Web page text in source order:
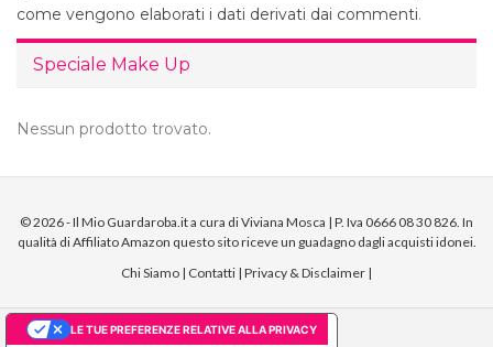
come vengono elaborati i dati derivati dai commenti.
Speciale Make Up
Nessun prodotto trovato.
© 2026 - Il Mio Guardaroba.it a cura di Viviana Mosca | P. Iva 0666 08 30 826. In
qualità di Affiliato Amazon questo sito riceve un guadagno dagli acquisti idonei.
Chi Siamo | Contatti | Privacy & Disclaimer |
LE TUE PREFERENZE RELATIVE ALLA PRIVACY